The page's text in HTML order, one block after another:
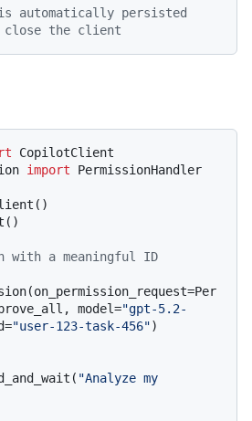
automatically persisted
close the client
import PermissionHandler
with a meaningful ID
model="gpt-5.2-
"user-123-task-456")
"Analyze my